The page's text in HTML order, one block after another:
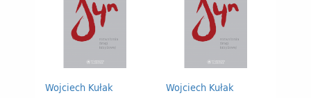
Wojciech Kułak Wojciech Kułak